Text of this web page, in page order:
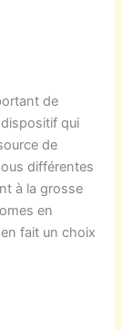
de
qui
de
différentes
à la grosse
en
fait un choix